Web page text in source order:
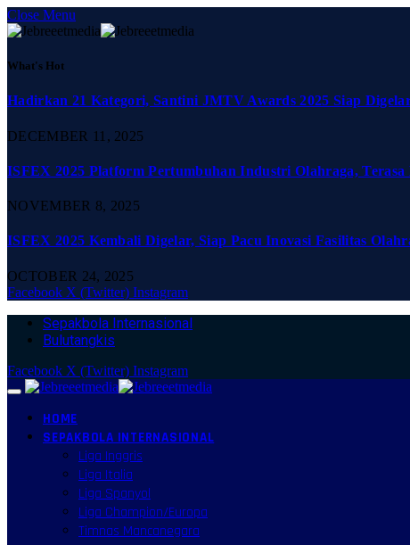
Close Menu
What's Hot
Hadirkan 21 Kategori, Santini JMTV Awards 2025 Siap
DECEMBER 11, 2025
ISFEX 2025 Platform Pertumbuhan Industri Olahraga,
NOVEMBER 8, 2025
ISFEX 2025 Kembali Digelar, Siap Pacu Inovasi Fasilitas
OCTOBER 24, 2025
Facebook X (Twitter) Instagram
Sepakbola Internasional
Bulutangkis
Facebook X (Twitter) Instagram
HOME
SEPAKBOLA INTERNASIONAL
Liga Inggris
Liga Italia
Liga Spanyol
Liga Champion/Europa
Timnas Mancanegara